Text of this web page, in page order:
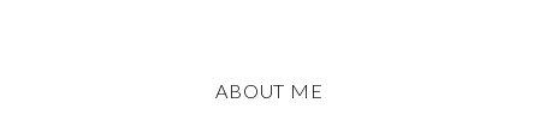
ABOUT ME